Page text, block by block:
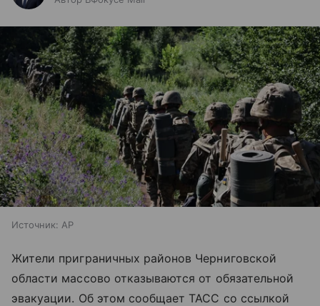
Источник: AP
Жители приграничных районов Черниговской
области массово отказываются от обязательной
эвакуации. Об этом сообщает ТАСС со ссылкой